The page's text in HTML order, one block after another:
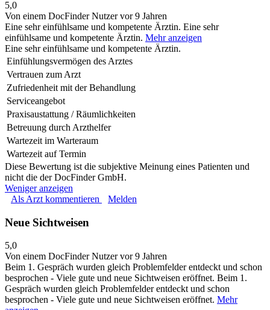
5,0
Von einem DocFinder Nutzervor 9 Jahren
Eine sehr einfühlsame und kompetente Ärztin. Eine sehr
einfühlsame und kompetente Ärztin. Mehr anzeigen
Eine sehr einfühlsame und kompetente Ärztin.
Einfühlungsvermögen des Arztes
Vertrauen zum Arzt
Zufriedenheit mit der Behandlung
Serviceangebot
Praxisaustattung / Räumlichkeiten
Betreuung durch Arzthelfer
Wartezeit im Warteraum
Wartezeit auf Termin
Diese Bewertung ist die subjektive Meinung eines Patienten und
nicht die der DocFinder GmbH.
Weniger anzeigen
Als Arzt kommentieren
Melden
Neue Sichtweisen
5,0
Von einem DocFinder Nutzervor 9 Jahren
Beim 1. Gespräch wurden gleich Problemfelder entdeckt und schon
besprochen - Viele gute und neue Sichtweisen eröffnet. Beim 1.
Gespräch wurden gleich Problemfelder entdeckt und schon
besprochen - Viele gute und neue Sichtweisen eröffnet. Mehr